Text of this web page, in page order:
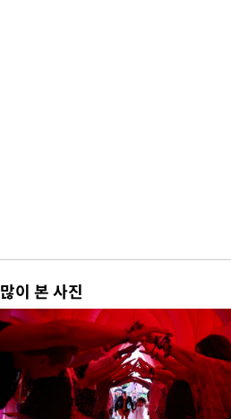
많이 본 사진